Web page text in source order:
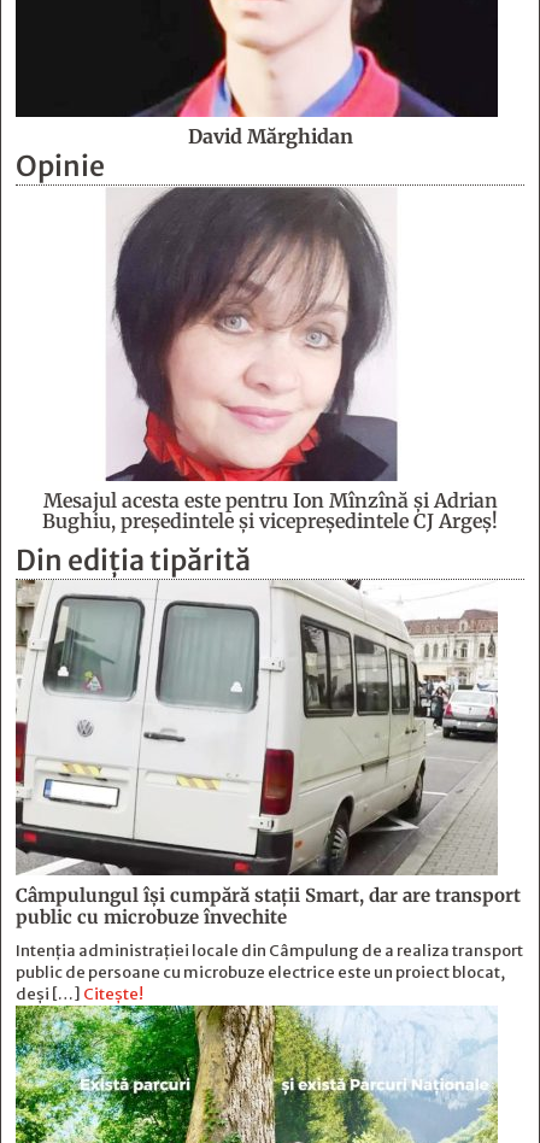
David Mărghidan
Opinie
Mesajul acesta este pentru Ion Mînzînă şi Adrian
Bughiu, preşedintele şi vicepreşedintele CJ Argeş!
Din ediția tipărită
Câmpulungul îşi cumpără staţii Smart, dar are transport
public cu microbuze învechite
Intenția administrației locale din Câmpulung de a realiza transport
public de persoane cu microbuze electrice este un proiect blocat,
deși […] Citește!